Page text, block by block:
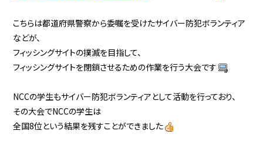
こちらは都道府県警察から委嘱を受けたサイバー防犯ボランティア
などが、
フィッシングサイトの撲滅を目指して、
フィッシングサイトを閉鎖させるための作業を行う大会です
NCCの学生もサイバー防犯ボランティアとして活動を行っており、
その大会でNCCの学生は
全国8位という結果を残すことができました